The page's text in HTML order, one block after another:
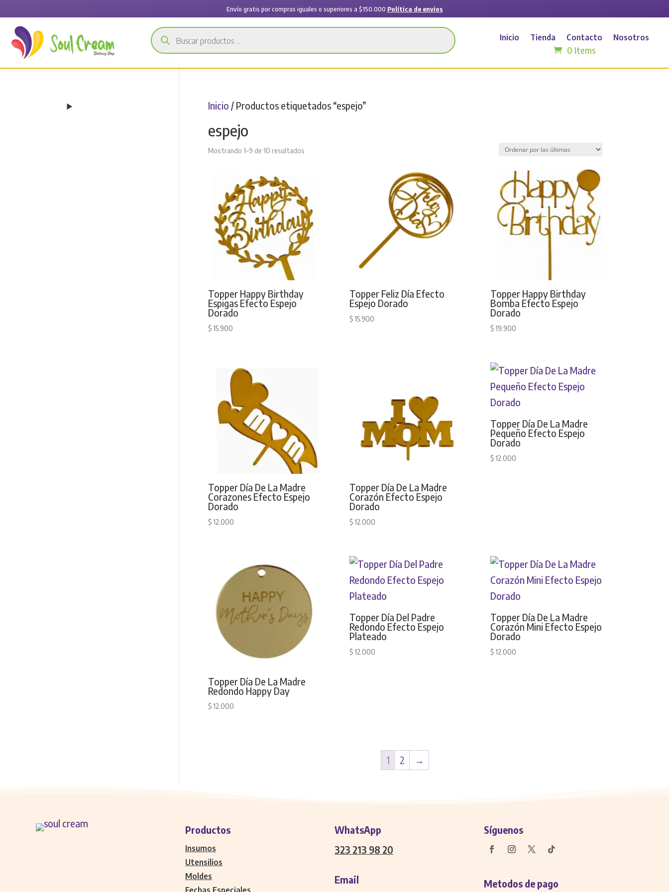
Envío gratis por compras iguales o superiores a $150.000 Política de envios
Búsqueda
de
productos
Inicio Tienda Contacto Nosotros
0 Items
Inicio / Productos etiquetados “espejo”
espejo
Mostrando 1–9 de 10 resultadosSorted
Topper Happy Birthday
Espigas Efecto Espejo
Dorado
$15.900
Topper Feliz Día Efecto
Espejo Dorado
$15.900
Topper Happy Birthday
Bomba Efecto Espejo
Dorado
$ 19.900
Topper Día De La Madre
Corazones Efecto Espejo
Dorado
$12.000
Topper Día De La Madre
Corazón Efecto Espejo
Dorado
$12.000
Topper Día De La Madre
Pequeño Efecto Espejo
Dorado
$ 12.000
Topper Día De La Madre
Redondo Happy Day
$12.000
Topper Día Del Padre
Redondo Efecto Espejo
Plateado
$12.000
Topper Día De La Madre
Corazón Mini Efecto Espejo
Dorado
$ 12.000
1 2 →
Productos
Insumos
Utensilios
Moldes
Fechas Especiales
WhatsApp
323 213 98 20
Email
Síguenos
Metodos de pago